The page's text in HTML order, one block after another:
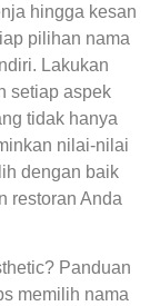
hingga kesan
pilihan nama
Lakukan
setiap aspek
tidak hanya
nilai-nilai
dengan baik
restoran Anda
Panduan
memilih nama